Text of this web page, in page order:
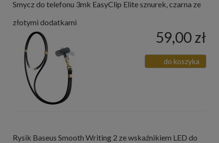
Smycz do telefonu 3mk EasyClip Elite sznurek, czarna ze
złotymi dodatkami
59,00 zł
do koszyka
Rysik Baseus Smooth Writing 2 ze wskaźnikiem LED do